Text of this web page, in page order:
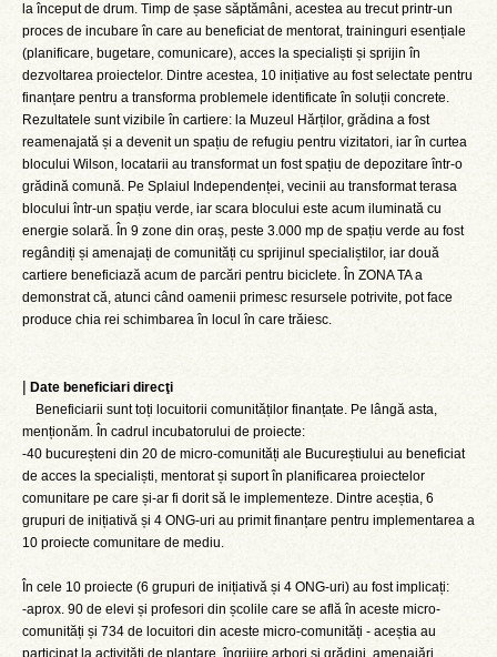
la început de drum. Timp de șase săptămâni, acestea au trecut printr-un
proces de incubare în care au beneficiat de mentorat, traininguri esențiale
(planificare, bugetare, comunicare), acces la specialiști și sprijin în
dezvoltarea proiectelor. Dintre acestea, 10 inițiative au fost selectate pentru
finanțare pentru a transforma problemele identificate în soluții concrete.
Rezultatele sunt vizibile în cartiere: la Muzeul Hărților, grădina a fost
reamenajată și a devenit un spațiu de refugiu pentru vizitatori, iar în curtea
blocului Wilson, locatarii au transformat un fost spațiu de depozitare într-o
grădină comună. Pe Splaiul Independenței, vecinii au transformat terasa
blocului într-un spațiu verde, iar scara blocului este acum iluminată cu
energie solară. În 9 zone din oraș, peste 3.000 mp de spațiu verde au fost
regândiți și amenajați de comunități cu sprijinul specialiștilor, iar două
cartiere beneficiază acum de parcări pentru biciclete. În ZONA TA a
demonstrat că, atunci când oamenii primesc resursele potrivite, pot face
produce chia rei schimbarea în locul în care trăiesc.
| Date beneficiari direcţi
Beneficiarii sunt toți locuitorii comunităților finanțate. Pe lângă asta,
menționăm. În cadrul incubatorului de proiecte:
-40 bucureșteni din 20 de micro-comunități ale Bucureștiului au beneficiat
de acces la specialiști, mentorat și suport în planificarea proiectelor
comunitare pe care și-ar fi dorit să le implementeze. Dintre aceștia, 6
grupuri de inițiativă și 4 ONG-uri au primit finanțare pentru implementarea a
10 proiecte comunitare de mediu.
În cele 10 proiecte (6 grupuri de inițiativă și 4 ONG-uri) au fost implicați:
-aprox. 90 de elevi și profesori din școlile care se află în aceste micro-
comunități și 734 de locuitori din aceste micro-comunități - aceștia au